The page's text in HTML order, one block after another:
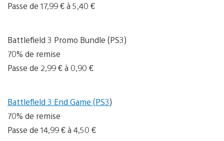
Passe de 17,99 € à 5,40 €
Battlefield 3 Promo Bundle (PS3)
70% de remise
Passe de 2,99 € à 0,90 €
Battlefield 3 End Game (PS3)
70% de remise
Passe de 14,99 € à 4,50 €